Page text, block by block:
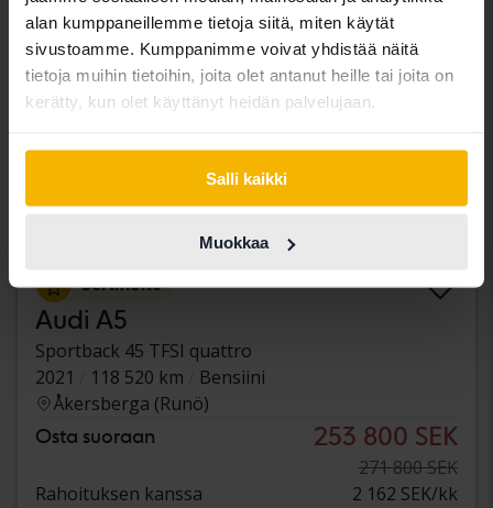
alan kumppaneillemme tietoja siitä, miten käytät
sivustoamme. Kumppanimme voivat yhdistää näitä
tietoja muihin tietoihin, joita olet antanut heille tai joita on
kerätty, kun olet käyttänyt heidän palvelujaan.
Salli kaikki
Muokkaa
Sertifioitu
Audi A5
Sportback 45 TFSI quattro
2021
118 520 km
Bensiini
Åkersberga (Runö)
Osta suoraan 253 800 SEK
271 800 SEK
Rahoituksen kanssa
2 162 SEK/kk